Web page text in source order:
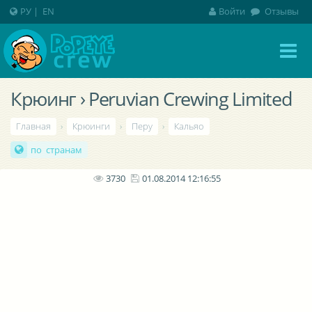
Крюинг › Peruvian Crewing Limited
Главная › Крюинги › Перу ›
Кальяо
по странам
3730 01.08.2014 12:16:55
РУ | EN Войти Отзывы